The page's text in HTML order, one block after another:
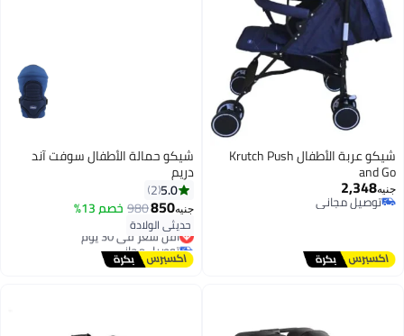
شيكو عربة الأطفال Krutch Push
and Go
جنيه2,348
توصيل مجاني
توصيل مجاني
شيكو حمالة الأطفال سوفت آند
دريم
5.0
2
جنيه850
980 خصم 13%
حديثي الولادة
أقل سعر في 30 يوم
توصيل مجاني
أقل سعر في 30 يوم